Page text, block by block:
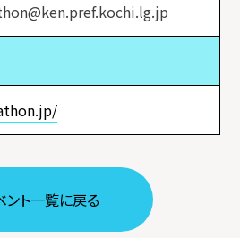
ント⼀覧に戻る